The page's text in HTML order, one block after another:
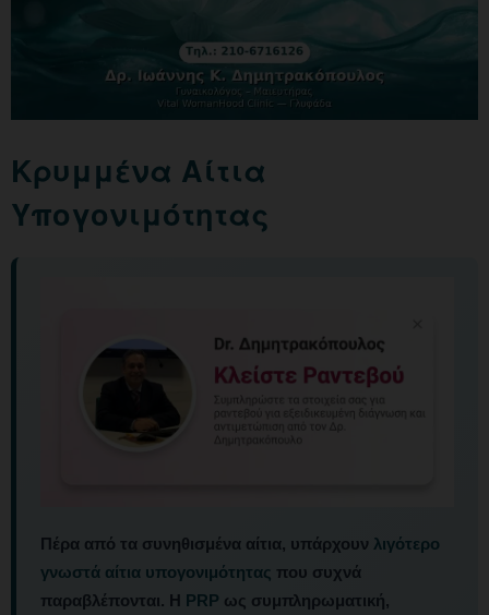
Κρυμμένα Αίτια
Υπογονιμότητας
Πέρα από τα συνηθισμένα αίτια, υπάρχουν λιγότερο
γνωστά αίτια υπογονιμότητας που συχνά
παραβλέπονται. Η PRP ως συμπληρωματική,